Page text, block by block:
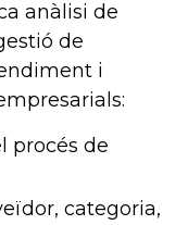
anàlisi de
de
i
procés de
categoria,